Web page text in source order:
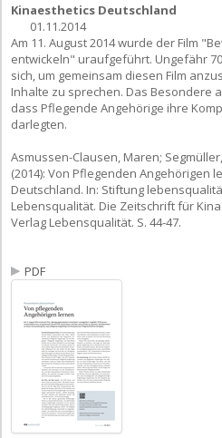
Kinaesthetics Deutschland
01.11.2014
Am 11. August 2014 wurde der Film
entwickeln" uraufgeführt. Ungefähr
sich, um gemeinsam diesen Film
Inhalte zu sprechen. Das Besondere
dass Pflegende Angehörige ihre
darlegten.
Asmussen-Clausen, Maren;
(2014): Von Pflegenden Angehörigen
Deutschland. In: Stiftung
Lebensqualität. Die Zeitschrift für
Verlag Lebensqualität. S. 44-47.
PDF